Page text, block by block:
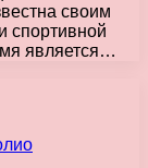
своим
спортивной
является…